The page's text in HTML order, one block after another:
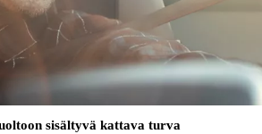
sisältyvä kattava turva